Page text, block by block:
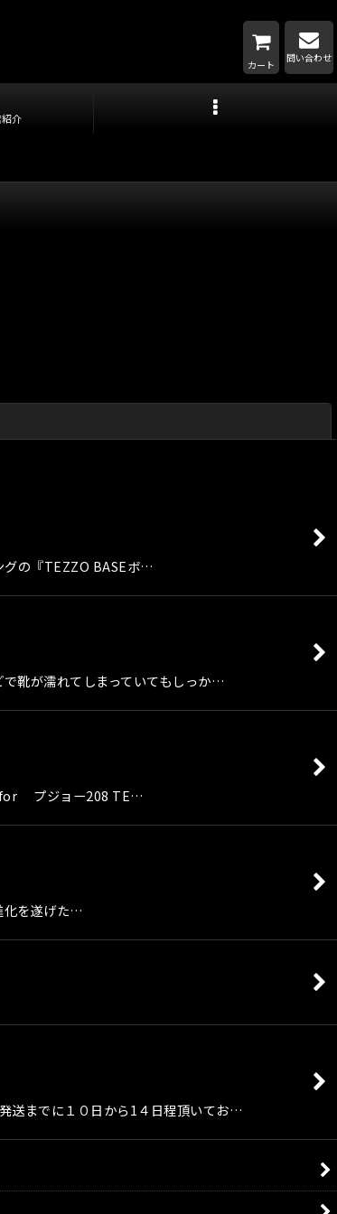
カート
問い合わせ
介
の『TEZZO BASEボ…
靴が濡れてしまっていてもしっか…
for プジョー208 TE…
化を遂げた…
までに１０日から1４日程頂いてお…